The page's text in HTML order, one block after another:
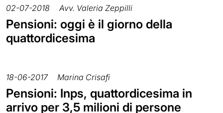
02-07-2018 Avv. Valeria Zeppilli
Pensioni: oggi è il giorno della
quattordicesima
18-06-2017 Marina Crisafi
Pensioni: Inps, quattordicesima in
arrivo per 3,5 milioni di persone